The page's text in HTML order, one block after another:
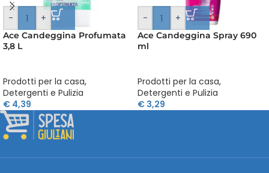
- +
Ace Candeggina Profumata
3,8 L
Prodotti per la casa,
Detergenti e Pulizia
€ 4,39
- +
Ace Candeggina Spray 690
ml
Prodotti per la casa,
Detergenti e Pulizia
€ 3,29